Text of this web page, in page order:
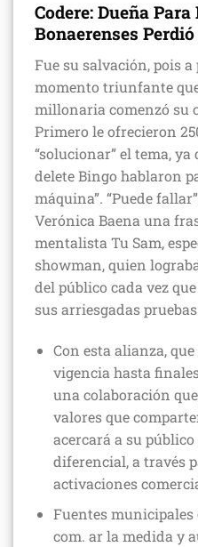
Codere: Dueña
Bonaerenses
Fue su salvación, pois
momento triunfante
millonaria comenzó su
Primero le ofrecieron
“solucionar” el tema,
delete Bingo hablaron
máquina”. “Puede
Verónica Baena una
mentalista Tu Sam,
showman, quien
del público cada vez
sus arriesgadas
Con esta alianza,
vigencia hasta
una colaboración
valores que
acercará a su
diferencial, a través
activaciones
Fuentes
com. ar la medida y